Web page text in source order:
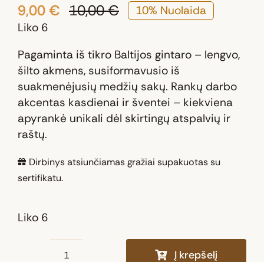
10,00€Original
was:
10,00 €.
9,00€
Current
is:
9,00 €.
10% Nuolaida
Liko 6
Pagaminta iš tikro Baltijos gintaro – lengvo,
šilto akmens, susiformavusio iš
suakmenėjusių medžių sakų. Rankų darbo
akcentas kasdienai ir šventei – kiekviena
apyrankė unikali dėl skirtingų atspalvių ir
raštų.
Dirbinys atsiunčiamas gražiai supakuotas su
sertifikatu.
Liko 6
Į krepšelį